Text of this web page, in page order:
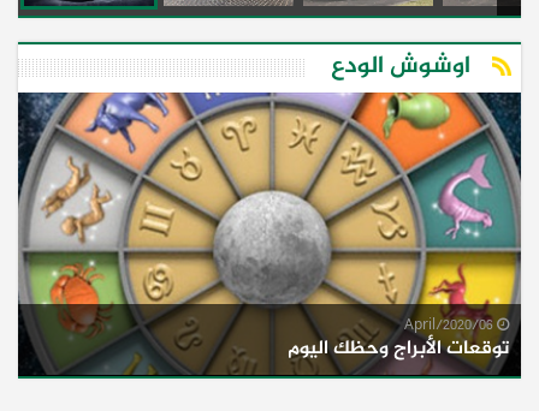
اوشوش الودع
توقعات الأبراج وحظك اليوم